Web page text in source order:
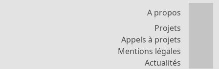
A propos
Projets
Appels à projets
Mentions légales
Actualités